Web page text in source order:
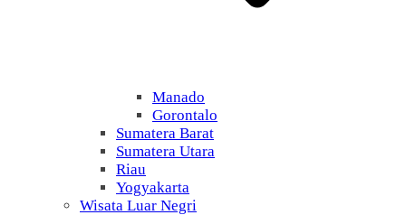
Manado
Gorontalo
Sumatera Barat
Sumatera Utara
Riau
Yogyakarta
Wisata Luar Negri